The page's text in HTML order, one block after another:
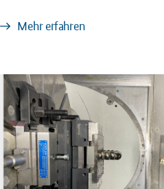
Mehr erfahren